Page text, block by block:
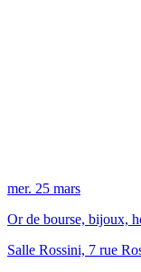
mer. 25 mars
Or de bourse, bijoux,
Salle Rossini, 7 rue